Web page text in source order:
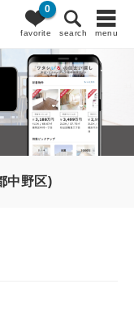
favorite
0
search menu
中野区)